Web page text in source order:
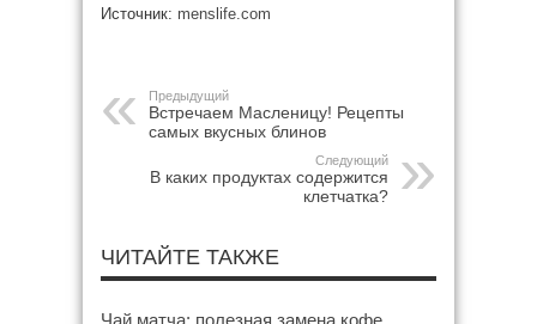
Источник: menslife.com
Предыдущий
Встречаем Масленицу! Рецепты
самых вкусных блинов
Следующий
В каких продуктах содержится
клетчатка?
ЧИТАЙТЕ ТАКЖЕ
Чай матча: полезная замена кофе